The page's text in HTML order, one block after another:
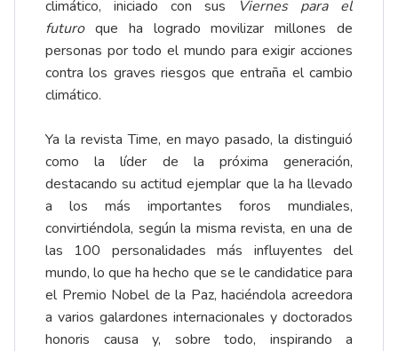
climático, iniciado con sus
Viernes para el
futuro que ha logrado movilizar millones de
personas por todo el mundo para exigir acciones
contra los graves riesgos que entraña el cambio
climático.
Ya la revista Time, en mayo pasado, la distinguió
como la líder de la próxima generación,
destacando su actitud ejemplar que la ha llevado
a los más importantes foros mundiales,
convirtiéndola, según la misma revista, en una de
las 100 personalidades más influyentes del
mundo, lo que ha hecho que se le candidatice para
el Premio Nobel de la Paz, haciéndola acreedora
a varios galardones internacionales y doctorados
honoris causa y, sobre todo, inspirando a